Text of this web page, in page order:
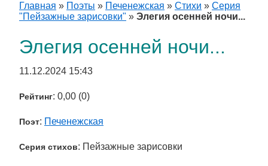
Главная » Поэты » Печенежская » Стихи » Серия
"Пейзажные зарисовки" » Элегия осенней ночи...
Элегия осенней ночи...
11.12.2024 15:43
Рейтинг: 0,00 (0)
Поэт: Печенежская
Серия стихов: Пейзажные зарисовки